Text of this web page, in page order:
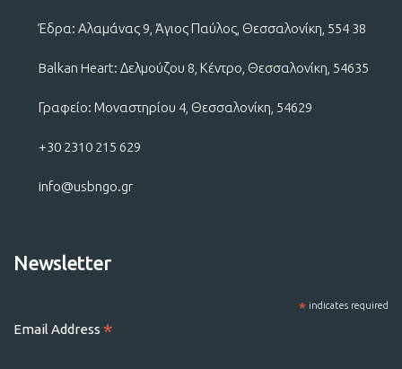
Έδρα: Αλαμάνας 9, Άγιος Παύλος, Θεσσαλονίκη, 554 38
Balkan Heart: Δελμούζου 8, Κέντρο, Θεσσαλονίκη, 54635
Γραφείο: Μοναστηρίου 4, Θεσσαλονίκη, 54629
+30 2310 215 629
info@usbngo.gr
Newsletter
* indicates required
Email Address *